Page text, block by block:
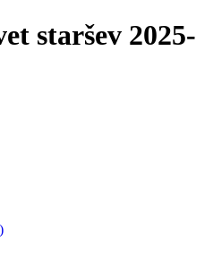
staršev 2025-